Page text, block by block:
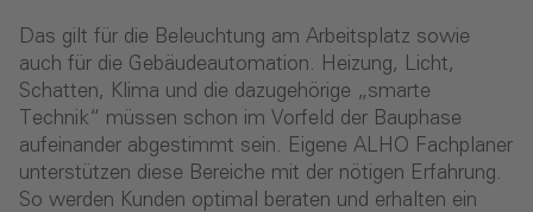
Das gilt für die Beleuchtung am Arbeitsplatz sowie
auch für die Gebäudeautomation. Heizung, Licht,
Schatten, Klima und die dazugehörige „smarte
Technik“ müssen schon im Vorfeld der Bauphase
aufeinander abgestimmt sein. Eigene ALHO Fachplaner
unterstützen diese Bereiche mit der nötigen Erfahrung.
So werden Kunden optimal beraten und erhalten ein